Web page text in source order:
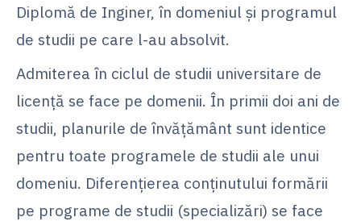
Diplomă de Inginer, în domeniul şi programul
de studii pe care l-au absolvit.
Admiterea în ciclul de studii universitare de
licenţă se face pe domenii. În primii doi ani de
studii, planurile de învăţământ sunt identice
pentru toate programele de studii ale unui
domeniu. Diferenţierea conţinutului formării
pe programe de studii (specializări) se face